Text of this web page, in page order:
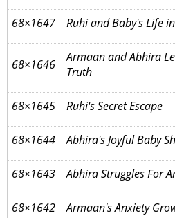
68×1647 Ruhi and Baby's Life
68×1646
Armaan and Abhira
Truth
68×1645 Ruhi's Secret Escape
68×1644 Abhira's Joyful Baby
68×1643 Abhira Struggles For
68×1642 Armaan's Anxiety